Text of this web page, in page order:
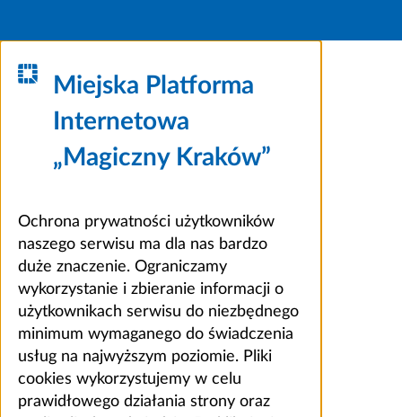
Miejska Platforma
Internetowa
„Magiczny Kraków”
Ochrona prywatności użytkowników
naszego serwisu ma dla nas bardzo
duże znaczenie. Ograniczamy
wykorzystanie i zbieranie informacji o
użytkownikach serwisu do niezbędnego
minimum wymaganego do świadczenia
usług na najwyższym poziomie. Pliki
cookies wykorzystujemy w celu
prawidłowego działania strony oraz